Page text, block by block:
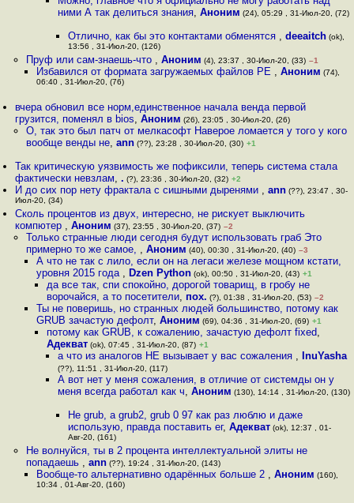
ними А так делиться знания, Аноним (24), 05:29 , 31-Июл-20, (72)
Отлично, как бы это контактами обменятся , deeaitch(ok),
13:56 , 31-Июл-20, (126)
Пруф или сам-знаешь-что , Аноним (4), 23:37 , 30-Июл-20, (33) –1
Избавился от формата загружаемых файлов PE , Аноним (74),
06:40 , 31-Июл-20, (76)
вчера обновил все норм,единственное начала венда первой
грузится, поменял в bios,Аноним (26), 23:05 , 30-Июл-20, (26)
О, так это был патч от мелкасофт Наверое ломается у того у кого
вообще венды не, ann(??), 23:28 , 30-Июл-20, (30) +1
Так критическую уязвимость же пофиксили, теперь система стала
фактически невзлам,. (?), 23:36 , 30-Июл-20, (32) +2
И до сих пор нету фрактала с сишными дыренями ,ann (??), 23:47 , 30-
Июл-20, (34)
Сколь процентов из двух, интересно, не рискует выключить
компютер ,Аноним (37), 23:55 , 30-Июл-20, (37) –2
Только странные люди сегодня будут использовать граб Это
примерно то же самое, , Аноним (40), 00:30 , 31-Июл-20, (40) –3
А что не так с лило, если он на легаси железе мощном кстати,
уровня 2015 года , Dzen Python(ok), 00:50 , 31-Июл-20, (43) +1
да все так, спи спокойно, дорогой товарищ, в гробу не
ворочайся, а то посетители, пох. (?), 01:38 , 31-Июл-20, (53) –2
Ты не поверишь, но странных людей большинство, потому как
GRUB зачастую дефолт, Аноним (69), 04:36 , 31-Июл-20, (69) +1
потому как GRUB, к сожалению, зачастую дефолт fixed,
Адекват (ok), 07:45 , 31-Июл-20, (87) +1
а что из аналогов НЕ вызывает у вас сожаления , InuYasha
(??), 11:51 , 31-Июл-20, (117)
А вот нет у меня сожаления, в отличие от системды он у
меня всегда работал как ч, Аноним (130), 14:14 , 31-Июл-20, (130)
Не grub, а grub2, grub 0 97 как раз люблю и даже
использую, правда поставить ег, Адекват(ok), 12:37 , 01-
Авг-20, (161)
Не волнуйся, ты в 2 процента интеллектуальной элиты не
попадаешь , ann(??), 19:24 , 31-Июл-20, (143)
Вообще-то альтернативно одарённых больше 2 , Аноним (160),
10:34 , 01-Авг-20, (160)